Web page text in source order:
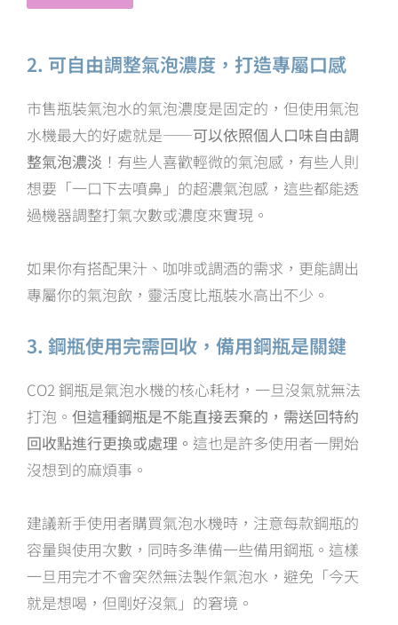
2. 可自由調整氣泡濃度，打造專屬口感
市售瓶裝氣泡水的氣泡濃度是固定的，但使用氣泡
水機最大的好處就是——可以依照個人口味自由調
整氣泡濃淡 ！有些人喜歡輕微的氣泡感，有些人則
想要「一口下去噴鼻」的超濃氣泡感，這些都能透
過機器調整打氣次數或濃度來實現。
如果你有搭配果汁、咖啡或調酒的需求，更能調出
專屬你的氣泡飲，靈活度比瓶裝水高出不少。
3. 鋼瓶使用完需回收，備用鋼瓶是關鍵
CO2 鋼瓶是氣泡水機的核心耗材，一旦沒氣就無法
打泡。 但這種鋼瓶是不能直接丟棄的，需送回特約
回收點進行更換或處理。 這也是許多使用者一開始
沒想到的麻煩事。
建議新手使用者購買氣泡水機時，注意每款鋼瓶的
容量與使用次數，同時多準備一些備用鋼瓶。這樣
一旦用完才不會突然無法製作氣泡水，避免「今天
就是想喝，但剛好沒氣」的窘境。